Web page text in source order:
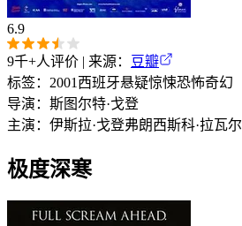
6.9
9千+人评价 | 来源：
豆瓣
标签： 2001 西班牙悬疑惊悚恐怖奇幻
导演： 斯图尔特·戈登
主演： 伊斯拉·戈登弗朗西斯科·拉瓦尔
极度深寒